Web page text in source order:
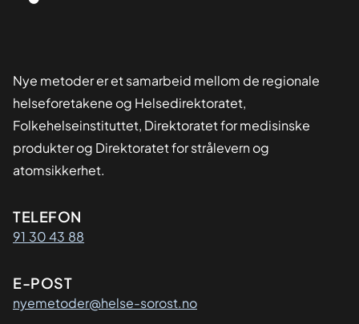
Nye metoder er et samarbeid mellom de regionale
helseforetakene og Helsedirektoratet,
Folkehelseinstituttet, Direktoratet for medisinske
produkter og Direktoratet for strålevern og
atomsikkerhet.
Kontaktinformasjon
TELEFON
91 30 43 88
E-POST
nyemetoder@helse-sorost.no